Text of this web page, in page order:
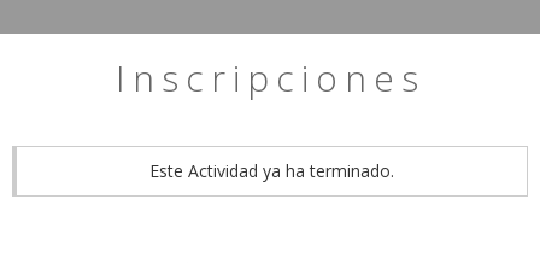
Inscripciones
Este Actividad ya ha terminado.